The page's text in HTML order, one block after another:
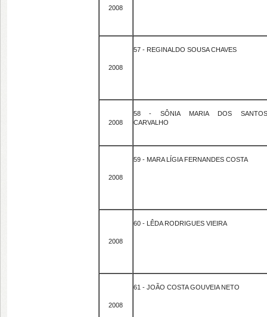
2008
2008
57 - REGINALDO SOUSA CHAVES
2008
58 - SÔNIA MARIA DOS SANTOS
CARVALHO
2008
59 - MARA LÍGIA FERNANDES COSTA
2008
60 - LÊDA RODRIGUES VIEIRA
2008
61 - JOÃO COSTA GOUVEIA NETO